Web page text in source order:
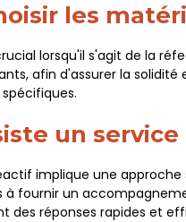
les
lorsqu'il s'agit de la
afin d'assurer la
un
implique une
à fournir un
des réponses rapides et